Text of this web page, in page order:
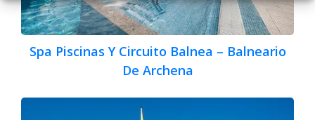
Spa Piscinas Y Circuito Balnea – Balneario
De Archena